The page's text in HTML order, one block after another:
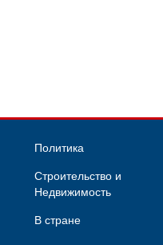
Политика
Строительство и
Недвижимость
В стране